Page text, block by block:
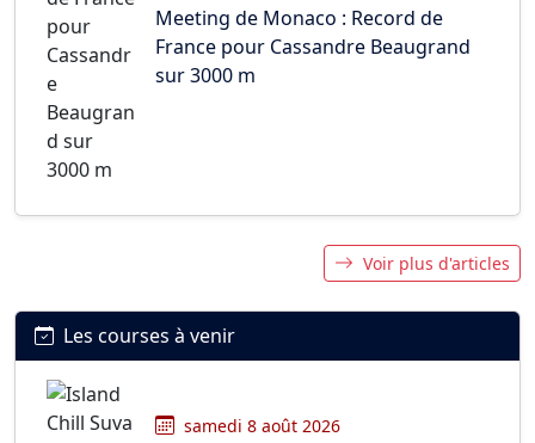
Meeting de Monaco : Record de
France pour Cassandre Beaugrand
sur 3000 m
Voir plus d'articles
Les courses à venir
samedi 8 août 2026